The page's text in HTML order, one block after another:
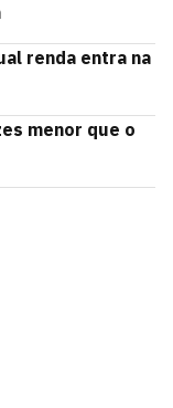
renda entra na
menor que o